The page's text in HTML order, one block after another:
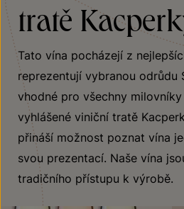
tratě
Tato vína pocházejí z
reprezentují vybranou odrůdu
vhodné pro všechny
vyhlášené viniční tratě
přináší možnost poznat vína
svou prezentací. Naše vína
tradičního přístupu k výrobě.